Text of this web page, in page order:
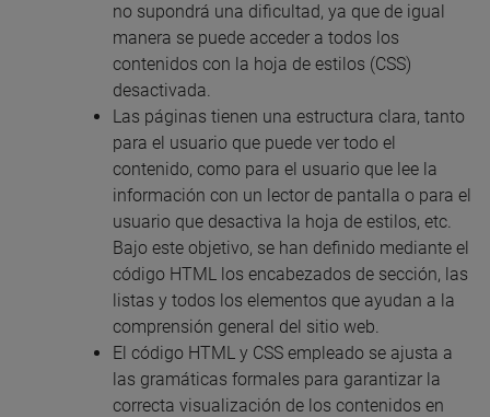
no supondrá una dificultad, ya que de igual
manera se puede acceder a todos los
contenidos con la hoja de estilos (CSS)
desactivada.
Las páginas tienen una estructura clara, tanto
para el usuario que puede ver todo el
contenido, como para el usuario que lee la
información con un lector de pantalla o para el
usuario que desactiva la hoja de estilos, etc.
Bajo este objetivo, se han definido mediante el
código HTML los encabezados de sección, las
listas y todos los elementos que ayudan a la
comprensión general del sitio web.
El código HTML y CSS empleado se ajusta a
las gramáticas formales para garantizar la
correcta visualización de los contenidos en